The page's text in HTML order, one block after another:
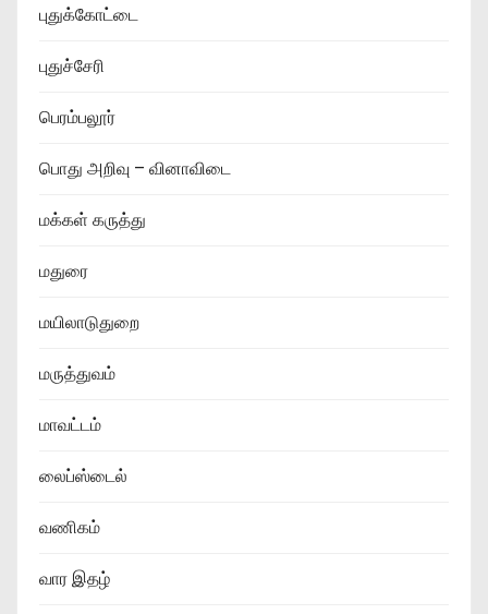
புதுக்கோட்டை
புதுச்சேரி
பெரம்பலூர்
பொது அறிவு – வினாவிடை
மக்கள் கருத்து
மதுரை
மயிலாடுதுறை
மருத்துவம்
மாவட்டம்
லைப்ஸ்டைல்
வணிகம்
வார இதழ்